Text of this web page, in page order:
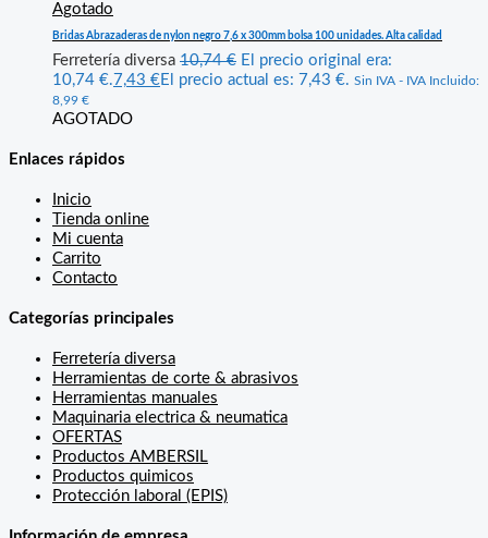
Agotado
Bridas Abrazaderas de nylon negro 7,6 x 300mm bolsa 100 unidades. Alta calidad
Ferretería diversa 10,74€ El precio original era:
10,74 €. 7,43 €El precio actual es: 7,43 €. Sin IVA - IVA Incluido:
8,99 €
AGOTADO
Enlaces rápidos
Inicio
Tienda online
Mi cuenta
Carrito
Contacto
Categorías principales
Ferretería diversa
Herramientas de corte & abrasivos
Herramientas manuales
Maquinaria electrica & neumatica
OFERTAS
Productos AMBERSIL
Productos quimicos
Protección laboral (EPIS)